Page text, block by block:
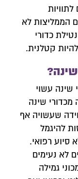
הממליצות לא
כדורי
קטלנית.
שינה עשוי
מכדורי שינה
שעשויה אף
להיגמל
סיוע רפואי.
לא נעימים
גמילה